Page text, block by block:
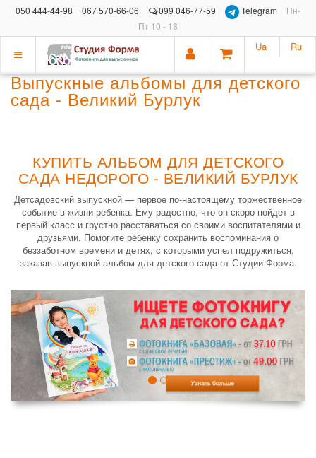
050 444-44-98 067 570-66-06 099 046-77-59 Telegram
Пн-
Пт 10 - 18
Показать
меню
Ua Ru
Выпускные альбомы для детского
сада - Великий Бурлук
КУПИТЬ АЛЬБОМ ДЛЯ ДЕТСКОГО
САДА НЕДОРОГО - ВЕЛИКИЙ БУРЛУК
Детсадовский выпускной — первое по-настоящему торжественное
событие в жизни ребенка. Ему радостно, что он скоро пойдет в
первый класс и грустно расставаться со своими воспитателями и
друзьями. Помогите ребенку сохранить воспоминания о
беззаботном времени и детях, с которыми успел подружиться,
заказав выпускной альбом для детского сада от Студии Форма.